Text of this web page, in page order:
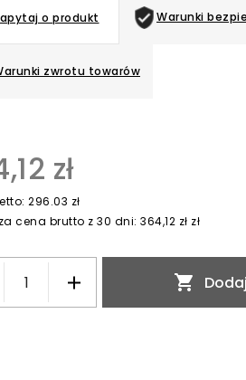
Warunki
zwrotu towarów
o produkt
zł
296.03 zł
cena brutto z 30 dni: 364,12 zł zł
